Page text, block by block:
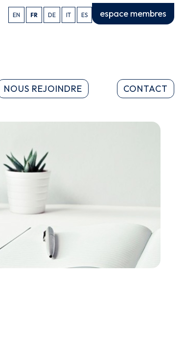
EN FR DE IT ES espace membres
NOUS REJOINDRE CONTACT